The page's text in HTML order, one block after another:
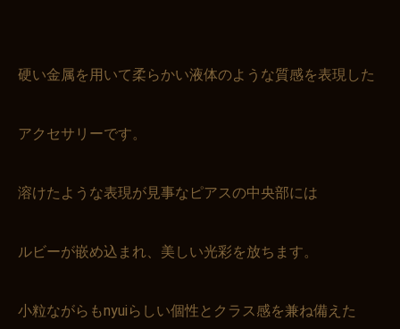
お買い物を続ける カートへ進む
硬い金属を用いて柔らかい液体のような質感を表現した
アクセサリーです。
溶けたような表現が見事なピアスの中央部には
ルビーが嵌め込まれ、美しい光彩を放ちます。
小粒ながらもnyuiらしい個性とクラス感を兼ね備えた